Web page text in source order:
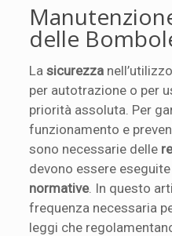
delle
Lasicurezza
per autotrazione o per
priorità assoluta. Per
funzionamento e
sono necessarie delle
devono essere
normative. In questo
frequenza necessaria
leggi che